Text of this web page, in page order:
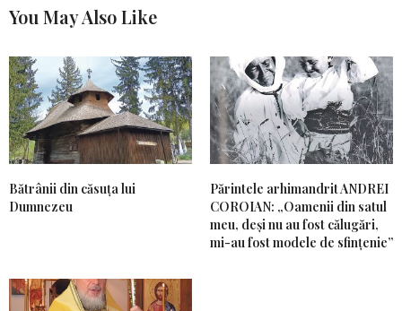
You May Also Like
Bătrânii din căsuța lui
Dumnezeu
Părintele arhimandrit ANDREI
COROIAN: „Oamenii din satul
meu, deși nu au fost călugări,
mi-au fost modele de sfințenie”